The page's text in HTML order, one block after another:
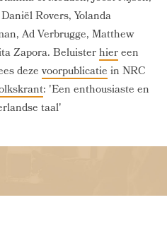
Rovers, Yolanda
Ad Verbrugge, Matthew
Zapora. Beluisterhiereen
dezevoorpublicatiein NRC
: 'Een enthousiaste en
taal'